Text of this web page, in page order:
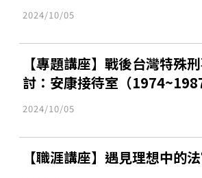
2024/10/05
【專題講座】戰後台灣特殊
討：安康接待室（1974~1987
2024/10/05
【職涯講座】遇見理想中的